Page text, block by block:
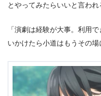
とやってみたらいいと言われ
「演劇は経験が大事。利用
いかけたら小道はもうその場